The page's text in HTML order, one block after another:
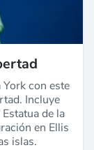
con este
Incluye
de la
en Ellis
islas.